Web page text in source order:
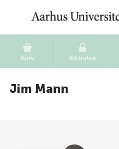
Kurv Bibliotek
Jim Mann